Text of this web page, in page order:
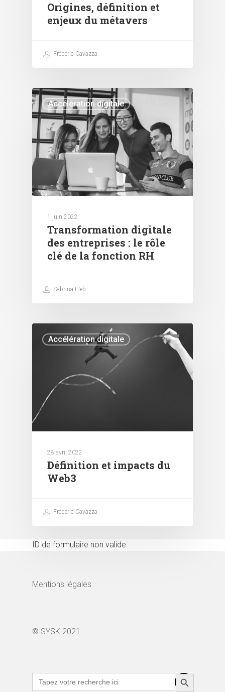
Origines, définition et
enjeux du métavers
Frédéric Cavazza
Accélération digitale
1 juin 2022
Transformation digitale
des entreprises : le rôle
clé de la fonction RH
Sabrina Eleb
Accélération digitale
28 avril 2022
Définition et impacts du
Web3
Frédéric Cavazza
ID de formulaire non valide
Mentions légales
© SYSK 2021
Search
for:
Search Button